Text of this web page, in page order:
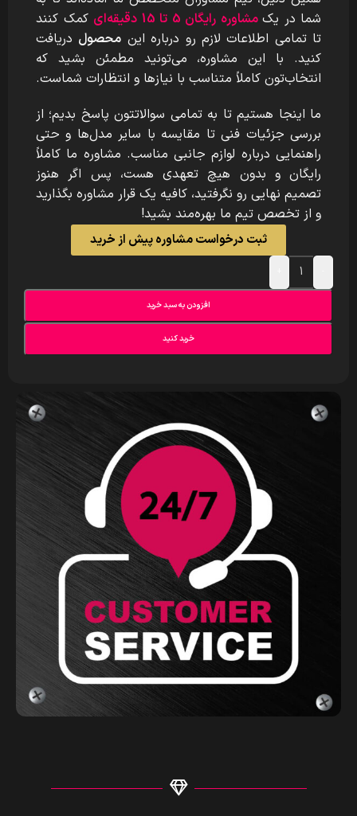
شما در یک مشاوره رایگان 5 تا 15 دقیقه‌ای
کمک کنند
تا تمامی اطلاعات لازم رو درباره این محصول دریافت
کنید. با این مشاوره، می‌تونید مطمئن بشید که
انتخاب‌تون کاملاً متناسب با نیازها و انتظارات شماست.
ما اینجا هستیم تا به تمامی سوالاتتون پاسخ بدیم؛ از
بررسی جزئیات فنی تا مقایسه با سایر مدل‌ها و حتی
راهنمایی درباره لوازم جانبی مناسب. مشاوره ما کاملاً
رایگان و بدون هیچ تعهدی هست، پس اگر هنوز
تصمیم نهایی رو نگرفتید، کافیه یک قرار مشاوره بگذارید
و از تخصص تیم ما بهره‌مند بشید!
ثبت درخواست مشاوره پیش از خرید
افزودن به سبد خرید
خرید کنید